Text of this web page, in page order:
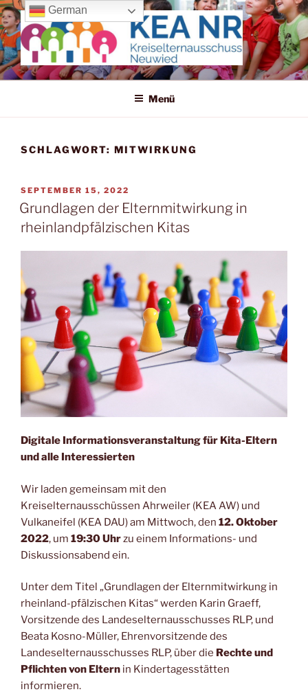
Zum
Inhalt
springen
KREISELTERNAUSSCHUSS
Wir machen uns für die Kleinen stark!
Menü
SCHLAGWORT: MITWIRKUNG
VERÖFFENTLICHT
AM
SEPTEMBER 15, 2022
Grundlagen der Elternmitwirkung in
rheinlandpfälzischen Kitas
Digitale Informationsveranstaltung für Kita-Eltern
und alle Interessierten
Wir laden gemeinsam mit den
Kreiselternausschüssen Ahrweiler (KEA AW) und
Vulkaneifel (KEA DAU) am Mittwoch, den 12. Oktober
2022, um 19:30 Uhrzu einem Informations- und
Diskussionsabend ein.
Unter dem Titel „Grundlagen der Elternmitwirkung in
rheinland-pfälzischen Kitas“ werden Karin Graeff,
Vorsitzende des Landeselternausschusses RLP, und
Beata Kosno-Müller, Ehrenvorsitzende des
Landeselternausschusses RLP, über die Rechte und
Pflichten von Eltern in Kindertagesstätten
informieren.
German